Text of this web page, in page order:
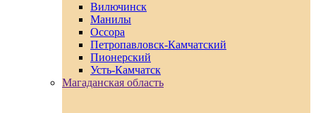
Вилючинск
Манилы
Оссора
Петропавловск-Камчатский
Пионерский
Усть-Камчатск
Магаданская область